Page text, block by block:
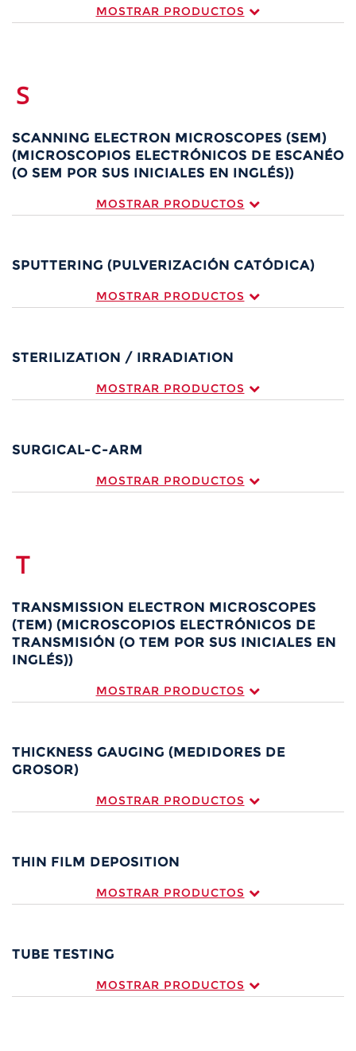
MOSTRAR PRODUCTOS
S
SCANNING ELECTRON MICROSCOPES (SEM)
(MICROSCOPIOS ELECTRÓNICOS DE ESCANÉO
(O SEM POR SUS INICIALES EN INGLÉS))
MOSTRAR PRODUCTOS
SPUTTERING (PULVERIZACIÓN CATÓDICA)
MOSTRAR PRODUCTOS
STERILIZATION / IRRADIATION
MOSTRAR PRODUCTOS
SURGICAL-C-ARM
MOSTRAR PRODUCTOS
T
TRANSMISSION ELECTRON MICROSCOPES
(TEM) (MICROSCOPIOS ELECTRÓNICOS DE
TRANSMISIÓN (O TEM POR SUS INICIALES EN
INGLÉS))
MOSTRAR PRODUCTOS
THICKNESS GAUGING (MEDIDORES DE
GROSOR)
MOSTRAR PRODUCTOS
THIN FILM DEPOSITION
MOSTRAR PRODUCTOS
TUBE TESTING
MOSTRAR PRODUCTOS